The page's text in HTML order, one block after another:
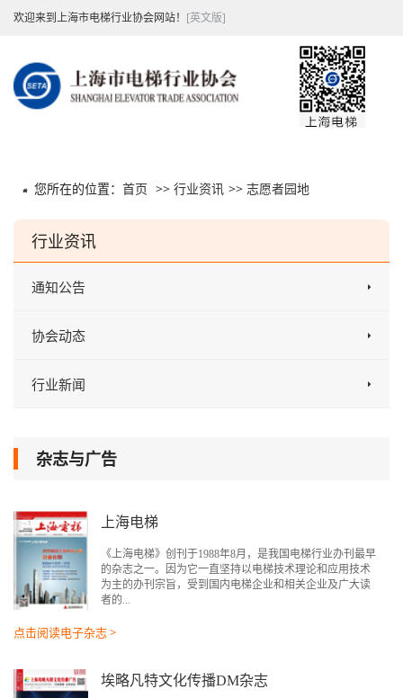
欢迎来到上海市电梯行业协会网站！ [英文版]
您所在的位置： 首页 >> 行业资讯 >> 志愿者园地
行业资讯
通知公告
协会动态
行业新闻
杂志与广告
上海电梯
《上海电梯》创刊于1988年8月，是我国电梯行业办刊最早
的杂志之一。因为它一直坚持以电梯技术理论和应用技术
为主的办刊宗旨，受到国内电梯企业和相关企业及广大读
者的...
点击阅读电子杂志 >
埃略凡特文化传播DM杂志